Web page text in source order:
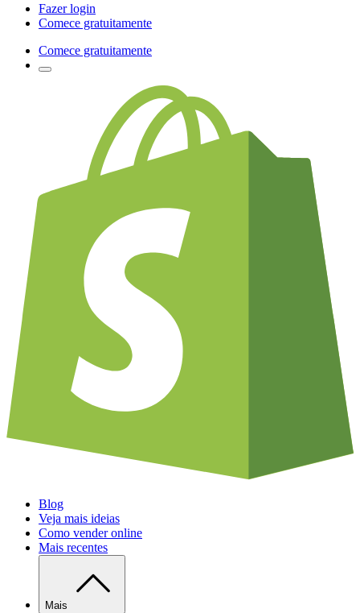
Fazer login
Comece gratuitamente
Comece gratuitamente
Blog
Veja mais ideias
Como vender online
Mais recentes
Mais